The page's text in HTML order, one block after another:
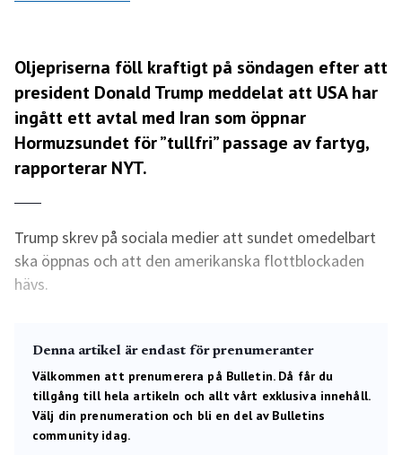
Oljepriserna föll kraftigt på söndagen efter att
president Donald Trump meddelat att USA har
ingått ett avtal med Iran som öppnar
Hormuzsundet för ”tullfri” passage av fartyg,
rapporterar NYT.
Trump skrev på sociala medier att sundet omedelbart
ska öppnas och att den amerikanska flottblockaden
hävs.
Denna artikel är endast för prenumeranter
Välkommen att prenumerera på Bulletin. Då får du
tillgång till hela artikeln och allt vårt exklusiva innehåll.
Välj din prenumeration och bli en del av Bulletins
community idag.